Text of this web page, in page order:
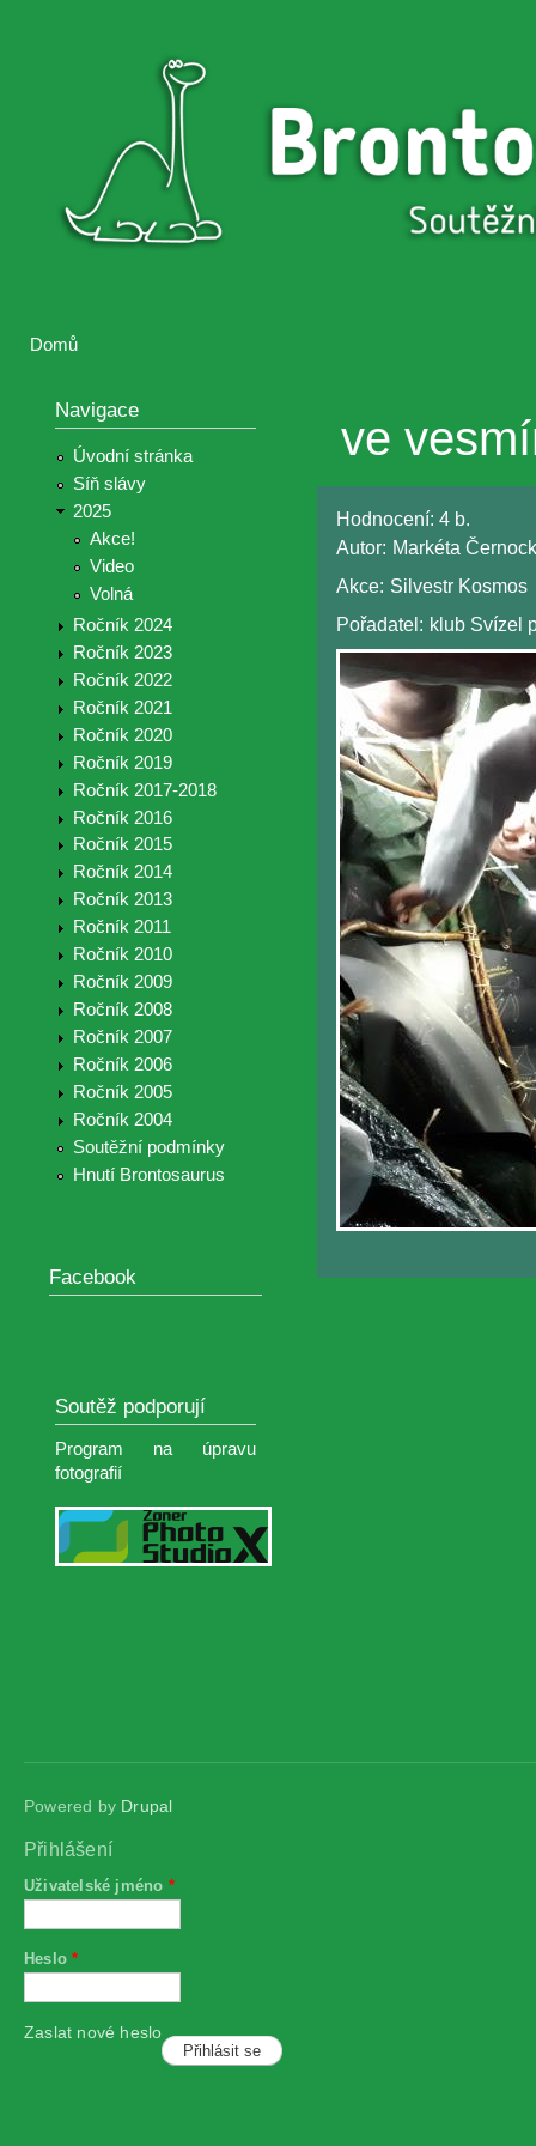
Brontosaurus
Brontosaurus
Domů
Navigace
Úvodní stránka
Síň slávy
2025
Akce!
Video
Volná
Ročník 2024
Ročník 2023
Ročník 2022
Ročník 2021
Ročník 2020
Ročník 2019
Ročník 2017-2018
Ročník 2016
Ročník 2015
Ročník 2014
Ročník 2013
Ročník 2011
Ročník 2010
Ročník 2009
Ročník 2008
Ročník 2007
Ročník 2006
Ročník 2005
Ročník 2004
Soutěžní podmínky
Hnutí Brontosaurus
Facebook
Soutěž podporují
Program na úpravu
fotografií
ve
Hodnocení: 4 b.
Autor: Markéta
Akce: Silvestr Kosmos
Pořadatel: klub Svízel
Powered by Drupal
Přihlášení
Uživatelské jméno *
Heslo*
Zaslat nové heslo